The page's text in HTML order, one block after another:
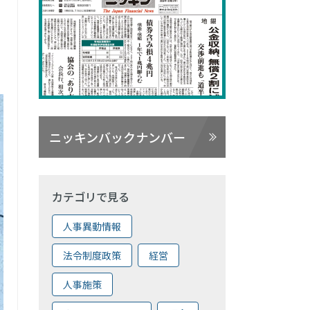
ニッキンバックナンバー
カテゴリで見る
人事異動情報
法令制度政策 経営
人事施策